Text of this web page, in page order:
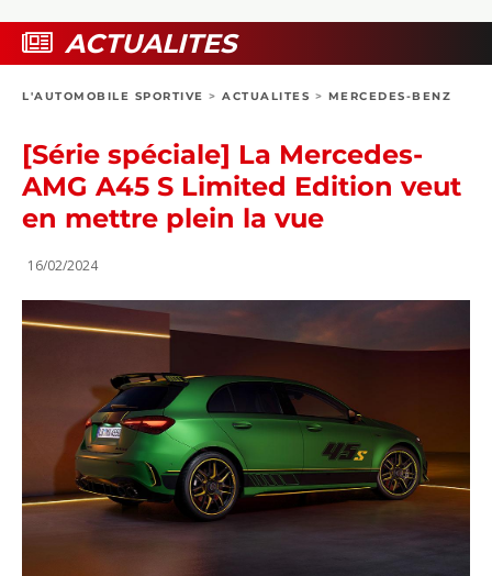
BOUTIQUE
ACTUALITES
L'AUTOMOBILE SPORTIVE > ACTUALITES > MERCEDES-BENZ
[Série spéciale] La Mercedes-
AMG A45 S Limited Edition veut
en mettre plein la vue
16/02/2024